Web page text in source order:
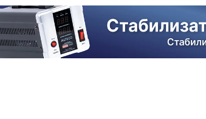
схема электрических соединений
стандартам